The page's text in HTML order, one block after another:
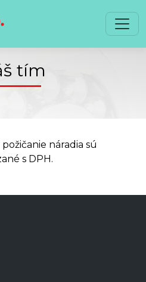
tím
náradia sú
s DPH.